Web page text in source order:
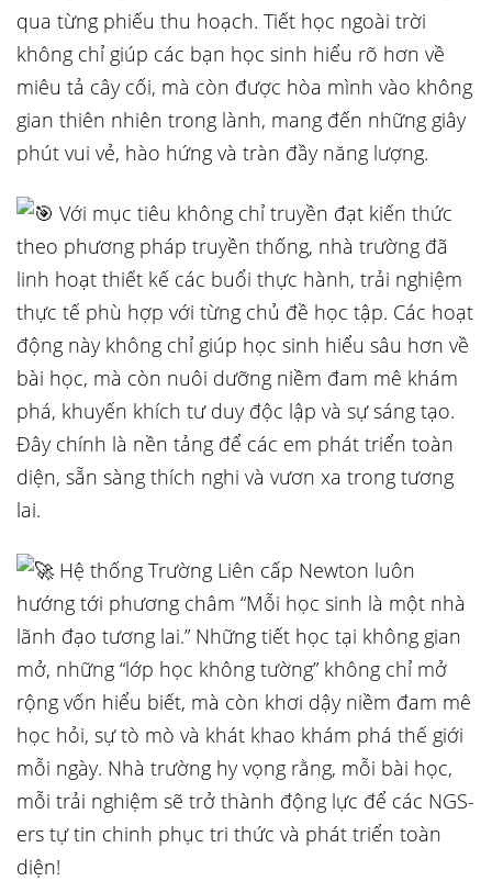
qua từng phiếu thu hoạch. Tiết học ngoài trời
không chỉ giúp các bạn học sinh hiểu rõ hơn về
miêu tả cây cối, mà còn được hòa mình vào không
gian thiên nhiên trong lành, mang đến những giây
phút vui vẻ, hào hứng và tràn đầy năng lượng.
Với mục tiêu không chỉ truyền đạt kiến thức
theo phương pháp truyền thống, nhà trường đã
linh hoạt thiết kế các buổi thực hành, trải nghiệm
thực tế phù hợp với từng chủ đề học tập. Các hoạt
động này không chỉ giúp học sinh hiểu sâu hơn về
bài học, mà còn nuôi dưỡng niềm đam mê khám
phá, khuyến khích tư duy độc lập và sự sáng tạo.
Đây chính là nền tảng để các em phát triển toàn
diện, sẵn sàng thích nghi và vươn xa trong tương
lai.
Hệ thống Trường Liên cấp Newton luôn
hướng tới phương châm “Mỗi học sinh là một nhà
lãnh đạo tương lai.” Những tiết học tại không gian
mở, những “lớp học không tường” không chỉ mở
rộng vốn hiểu biết, mà còn khơi dậy niềm đam mê
học hỏi, sự tò mò và khát khao khám phá thế giới
mỗi ngày. Nhà trường hy vọng rằng, mỗi bài học,
mỗi trải nghiệm sẽ trở thành động lực để các NGS-
ers tự tin chinh phục tri thức và phát triển toàn
diện!